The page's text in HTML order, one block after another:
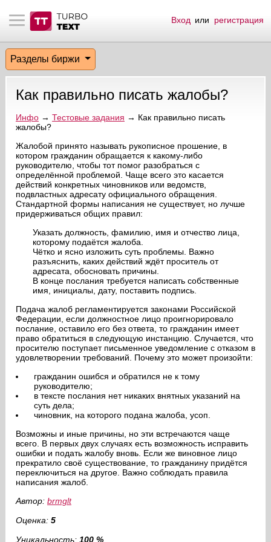
материалы
биржи
пользователи
эфир
на сайте
пользователей
сообщения
по форуму
Вход или регистрация
Разделы биржи
Как правильно писать жалобы?
Инфо→ Тестовые задания → Как правильно писать
жалобы?
Жалобой принято называть рукописное прошение, в
котором гражданин обращается к какому-либо
руководителю, чтобы тот помог разобраться с
определённой проблемой. Чаще всего это касается
действий конкретных чиновников или ведомств,
подвластных адресату официального обращения.
Стандартной формы написания не существует, но лучше
придерживаться общих правил:
Указать должность, фамилию, имя и отчество лица,
которому подаётся жалоба.
Чётко и ясно изложить суть проблемы. Важно
разъяснить, каких действий ждёт проситель от
адресата, обосновать причины.
В конце послания требуется написать собственные
имя, инициалы, дату, поставить подпись.
Подача жалоб регламентируется законами Российской
Федерации, если должностное лицо проигнорировало
послание, оставило его без ответа, то гражданин имеет
право обратиться в следующую инстанцию. Случается, что
просителю поступает письменное уведомление с отказом в
удовлетворении требований. Почему это может произойти:
гражданин ошибся и обратился не к тому
руководителю;
в тексте послания нет никаких внятных указаний на
суть дела;
чиновник, на которого подана жалоба, усоп.
Возможны и иные причины, но эти встречаются чаще
всего. В первых двух случаях есть возможность исправить
ошибки и подать жалобу вновь. Если же виновное лицо
прекратило своё существование, то гражданину придётся
переключиться на другое. Важно соблюдать правила
написания жалоб.
Автор: brmglt
Оценка: 5
Уникальность: 100 %